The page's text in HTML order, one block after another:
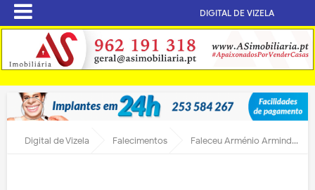
DIGITAL DE VIZELA
Digital de Vizela Falecimentos Faleceu Arménio Armindo Leite